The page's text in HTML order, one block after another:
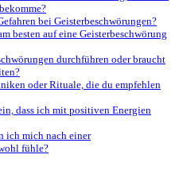
bei Geisterbeschwörungen?
besten auf ⁣eine Geisterbeschwörung
durchführen oder braucht
oder Rituale,‌ die du empfehlen
dass ich mit positiven Energien
ich mich nach einer
fühle?